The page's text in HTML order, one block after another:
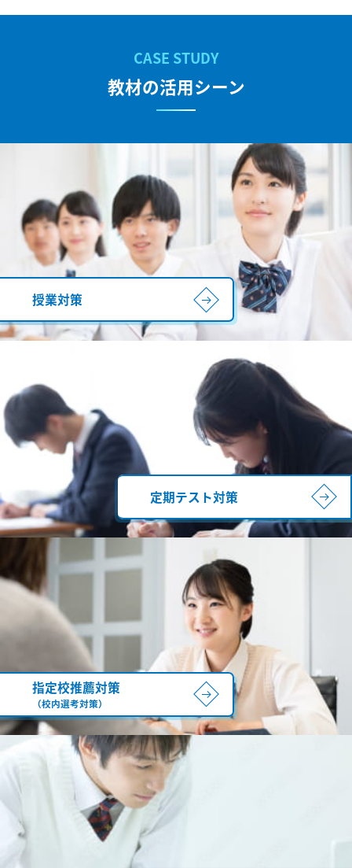
教材の活用シーン
授業対策
定期テスト対策
指定校推薦対策
（校内選考対策）